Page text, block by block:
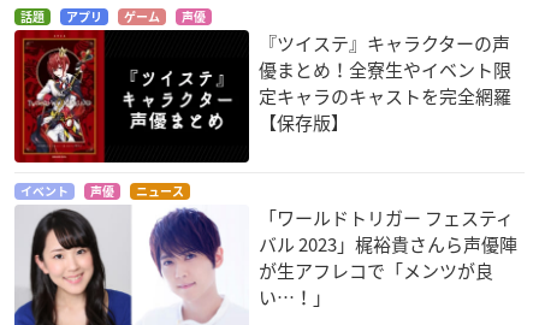
フリクリ プログレ
森吾郎
映画プリキュアスー
パースターズ！
立神あおい／キュア
ジェラート
キュアアラモード パ
リッと！想い出のミ
ルフィーユ！
立神あおい／キュア
話題 アプリ ゲーム 声優
『ツイステ』キャラクターの声
優まとめ！全寮生やイベント限
定キャラのキャストを完全網羅
【保存版】
イベント 声優 ニュース
「ワールドトリガー フェスティ
バル 2023」梶裕貴さんら声優陣
が生アフレコで「メンツが良
い…！」